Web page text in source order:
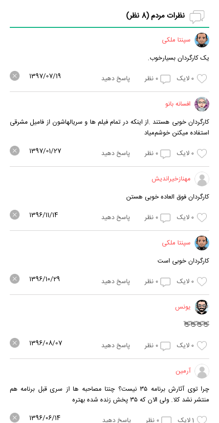
نظرات مردم (8 نظر)
سپنتا ملکی
یک کارگردان بسیارخوب.
0 لایک 0 نظر پاسخ دهید 1397/07/19
افسانه بانو
کارگردان خوبی هستند .‌از اینکه در تمام فیلم ها و سریالهاشون از فامیل مشرقی
استفاده میکنن خوشم‌میاد
0 لایک 0 نظر پاسخ دهید 1397/01/27
مهنازخیراندیش
کارگردان فوق العاده خوبی هستن
0 لایک 0 نظر پاسخ دهید 1396/11/14
سپنتا ملکی
کارگردان خوبی است
0 لایک 0 نظر پاسخ دهید 1396/10/29
یونس
👋👋👋👋
0 لایک 0 نظر پاسخ دهید 1396/08/07
آرمین
چرا توی آثارش برنامه ۳۵ نیست؟ چنتا مصاحبه ها از سری قبل برنامه هم
منتشر نشد کلا. ولی الان که ۳۵ پخش زنده شده بهتره
1لایک 0 نظر پاسخ دهید 1396/06/14